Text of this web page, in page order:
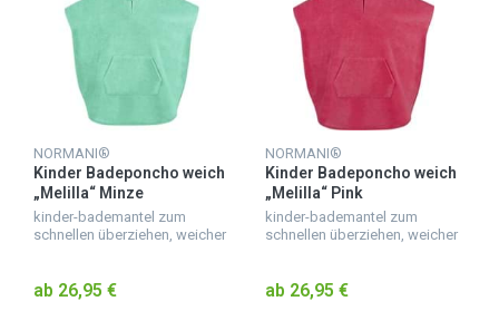
NORMANI®
Kinder Badeponcho weich
„Melilla“ Minze
kinder-bademantel zum
schnellen überziehen, weicher
kuscheliger kinderbademantel
ab 26,95 €
NORMANI®
Kinder Badeponcho weich
„Melilla“ Pink
kinder-bademantel zum
schnellen überziehen, weicher
kuscheliger kinderbademantel
ab 26,95 €